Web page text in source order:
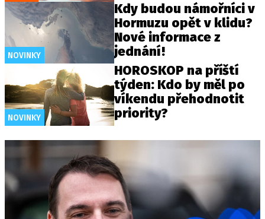
NOVINKY
Kdy budou námořníci v
Hormuzu opět v klidu?
Nové informace z
jednání!
NOVINKY
HOROSKOP na příští
týden: Kdo by měl po
víkendu přehodnotit
priority?